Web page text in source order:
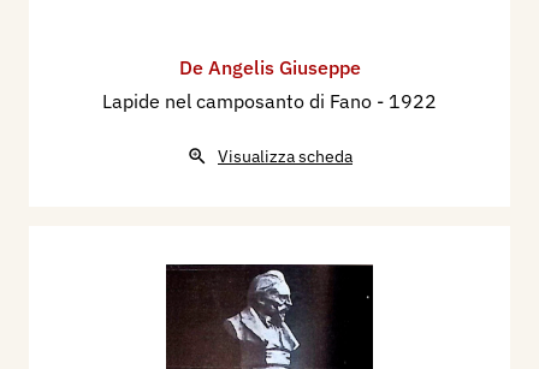
De Angelis Giuseppe
Lapide nel camposanto di Fano - 1922
Visualizza scheda